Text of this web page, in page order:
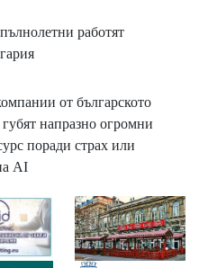
работят
от българското
напразно огромни
поради страх или
AI